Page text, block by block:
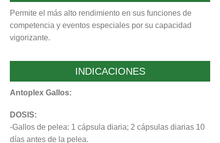
Permite el más alto rendimiento en sus funciones de
competencia y eventos especiales por su capacidad
vigorizante.
INDICACIONES
Antoplex Gallos:
DOSIS:
-Gallos de pelea: 1 cápsula diaria; 2 cápsulas diarias 10
días antes de la pelea.